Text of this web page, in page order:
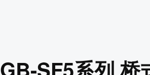
GB-SF5系列 桥